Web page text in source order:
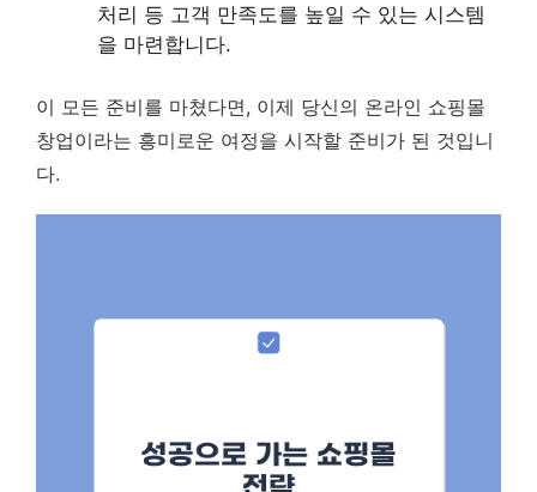
처리 등 고객 만족도를 높일 수 있는 시스템
을 마련합니다.
이 모든 준비를 마쳤다면, 이제 당신의 온라인 쇼핑몰
창업이라는 흥미로운 여정을 시작할 준비가 된 것입니
다.